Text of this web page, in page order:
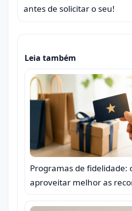
antes de solicitar o seu!
Leia também
Programas de fidelidade:
aproveitar melhor as